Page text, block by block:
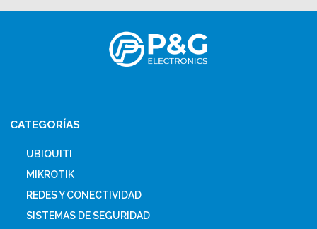
CATEGORÍAS
UBIQUITI
MIKROTIK
REDES Y CONECTIVIDAD
SISTEMAS DE SEGURIDAD